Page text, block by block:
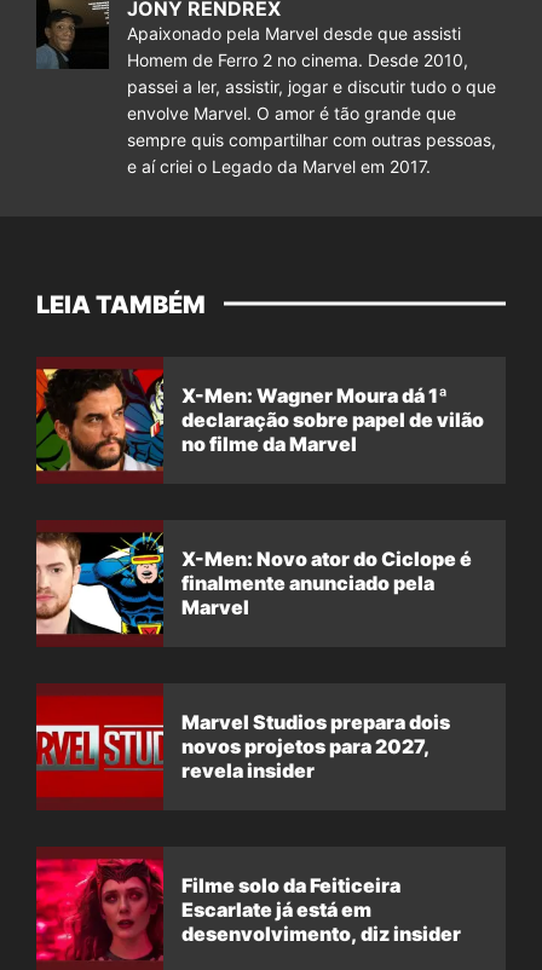
JONY RENDREX
Apaixonado pela Marvel desde que assisti
Homem de Ferro 2 no cinema. Desde 2010,
passei a ler, assistir, jogar e discutir tudo o que
envolve Marvel. O amor é tão grande que
sempre quis compartilhar com outras pessoas,
e aí criei o Legado da Marvel em 2017.
LEIA TAMBÉM
X-Men: Wagner Moura dá 1ª
declaração sobre papel de vilão
no filme da Marvel
X-Men: Novo ator do Ciclope é
finalmente anunciado pela
Marvel
Marvel Studios prepara dois
novos projetos para 2027,
revela insider
Filme solo da Feiticeira
Escarlate já está em
desenvolvimento, diz insider